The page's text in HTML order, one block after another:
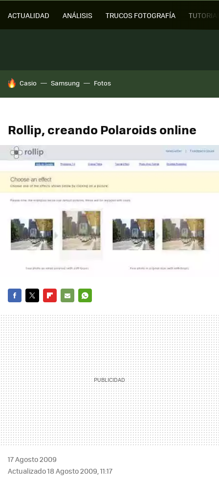
ACTUALIDAD ANÁLISIS TRUCOS FOTOGRAFÍA
HOY SE HABLA DE
Casio Samsung Fotos
Rollip, creando Polaroids online
MAIL
17 Agosto 2009
Actualizado 18 Agosto 2009, 11:17